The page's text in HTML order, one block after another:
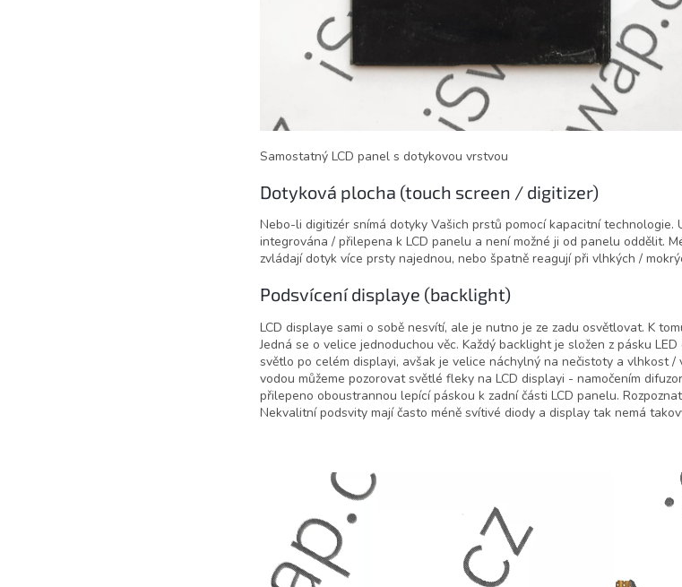
Samostatný LCD panel s dotykovou vrstvou
Dotyková plocha (touch screen / digitizer)
Nebo-li digitizér snímá dotyky Vašich prstů pomocí kapacitní technologie.
integrována / přilepena k LCD panelu a není možné ji od panelu oddělit.
zvládají dotyk více prsty najednou, nebo špatně reagují při vlhkých /
Podsvícení displaye (backlight)
LCD displaye sami o sobě nesvítí, ale je nutno je ze zadu osvětlovat. K
Jedná se o velice jednoduchou věc. Každý backlight je složen z pásku
světlo po celém displayi, avšak je velice náchylný na nečistoty a vlhkost
vodou můžeme pozorovat světlé fleky na LCD displayi - namočením
přilepeno oboustrannou lepící páskou k zadní části LCD panelu.
Nekvalitní podsvity mají často méně svítivé diody a display tak nemá